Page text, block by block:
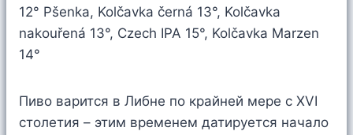
12° Pšenka, Kolčavka černá 13°, Kolčavka
nakouřená 13°, Czech IPA 15°, Kolčavka Marzen
14°
Пиво варится в Либне по крайней мере с XVI
столетия – этим временем датируется начало